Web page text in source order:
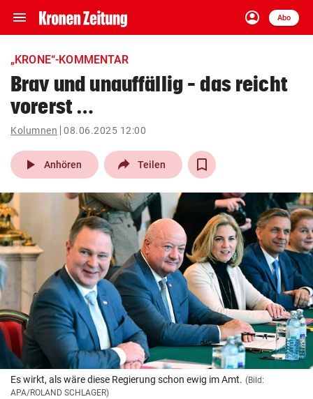
menu Navigation
ein-/ausklappen
account_circle
Anmelden
Abo
close Schließen
account_circle Anmelden
pin_drop
Wien arrow_right
bookmark
search
Suchbegriff
eingeben
© Krone Multimedia GmbH & Co KG 2026
Muthgasse 2, 1190 Wien
„KRONE“-KOMMENTAR
Brav und unauffällig – das reicht
vorerst …
Kolumnen 08.06.2025 12:00
play_arrow Anhören Teilen
Es wirkt, als wäre diese Regierung schon ewig im Amt. (Bild:
APA/ROLAND SCHLAGER)